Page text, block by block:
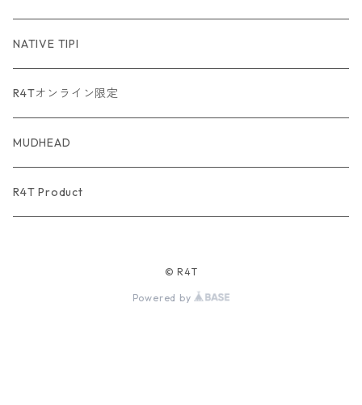
USA Fabric series数量限定
NATIVE TIPI
R4Tオンライン限定
MUDHEAD
R4T Product
© R4T
Powered by